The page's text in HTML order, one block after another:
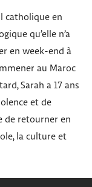
catholique en
qu’elle n’a
en week-end à
au Maroc
Sarah a 17 ans
et de
de retourner en
la culture et